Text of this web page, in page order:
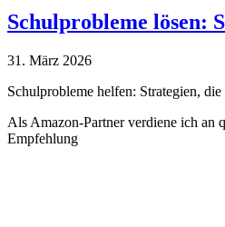
Schulprobleme lösen:
31. März 2026
Schulprobleme helfen: Strategien,
Als Amazon-Partner verdiene ich an
Empfehlung